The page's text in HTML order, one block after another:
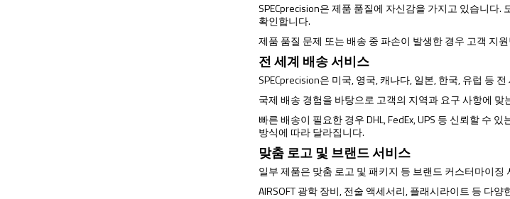
SPECprecision은 제품 품질에 자신감을 가지고 있습니다
확인합니다.
제품 품질 문제 또는 배송 중 파손이 발생한 경우 고객 지
전 세계 배송 서비스
SPECprecision은 미국, 영국, 캐나다, 일본, 한국, 유럽 등
국제 배송 경험을 바탕으로 고객의 지역과 요구 사항에
빠른 배송이 필요한 경우 DHL, FedEx, UPS 등 신뢰할 수
방식에 따라 달라집니다.
맞춤 로고 및 브랜드 서비스
일부 제품은 맞춤 로고 및 패키지 등 브랜드 커스터마이징
AIRSOFT 광학 장비, 전술 액세서리, 플래시라이트 등 다